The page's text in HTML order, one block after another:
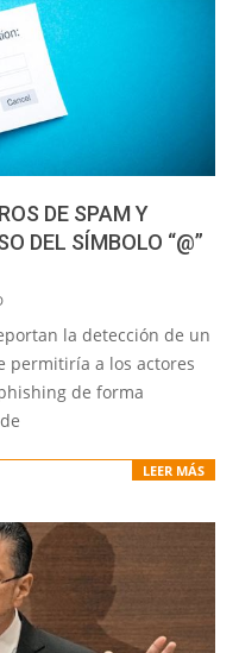
DE SPAM Y
DEL SÍMBOLO “@”
la detección de un
permitiría a los actores
de forma
LEER MÁS